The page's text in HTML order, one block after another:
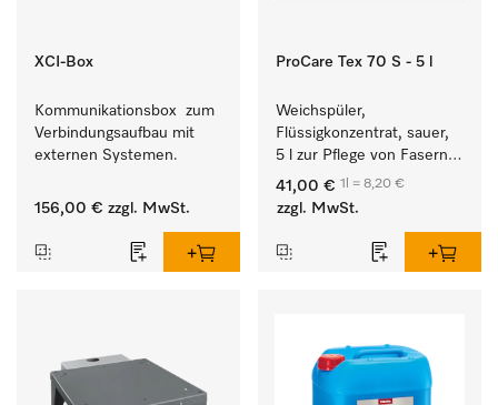
XCI-Box
Kommunikationsbox  zum
Verbindungsaufbau mit
externen Systemen.
156,00 € zzgl. MwSt.
ProCare Tex 70 S - 5 l
Weichspüler,
Flüssigkonzentrat, sauer,
5 l zur Pflege von Fasern
für eine langfristige
Geschmeidigkeit der
41,00 € 1l = 8,20 €
zzgl. MwSt.